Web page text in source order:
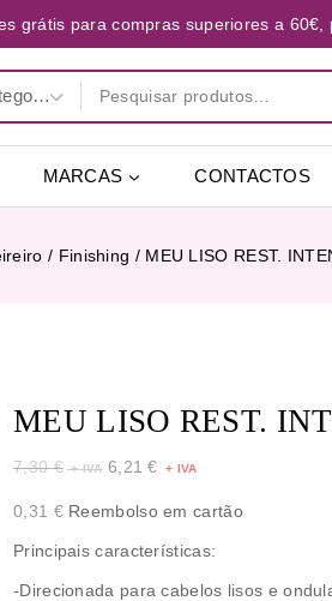
grátis para compras superiores a
MARCAS CONTACTOS
/ Finishing / MEU LISO REST.
MEU LISO REST.
7,30€ 6,21€
0,31 €Reembolso em cartão
Principais características:
-Direcionada para cabelos lisos e